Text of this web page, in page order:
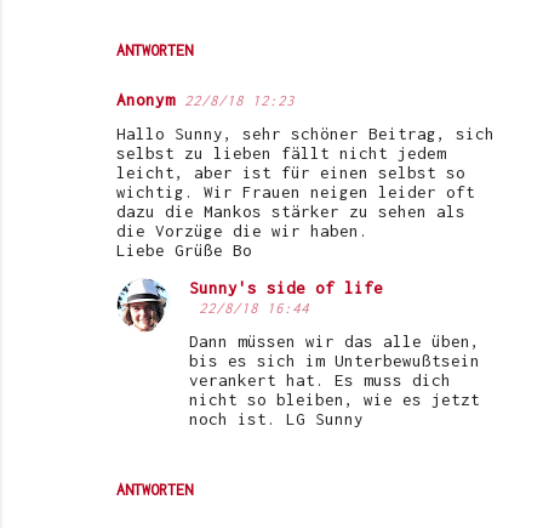
ANTWORTEN
Anonym 22/8/18 12:23
Hallo Sunny, sehr schöner Beitrag, sich
selbst zu lieben fällt nicht jedem
leicht, aber ist für einen selbst so
wichtig. Wir Frauen neigen leider oft
dazu die Mankos stärker zu sehen als
die Vorzüge die wir haben.
Liebe Grüße Bo
ANTWORTEN
Sunny's side of life
22/8/18 16:44
Dann müssen wir das alle üben,
bis es sich im Unterbewußtsein
verankert hat. Es muss dich
nicht so bleiben, wie es jetzt
noch ist. LG Sunny